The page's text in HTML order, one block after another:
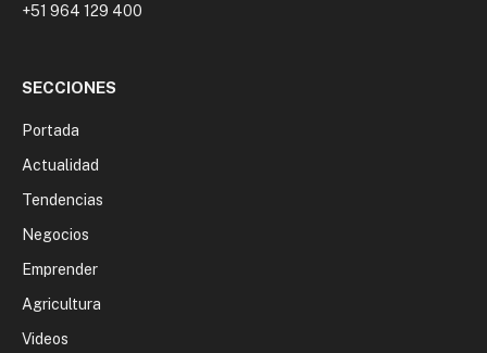
+51 964 129 400
SECCIONES
Portada
Actualidad
Tendencias
Negocios
Emprender
Agricultura
Videos